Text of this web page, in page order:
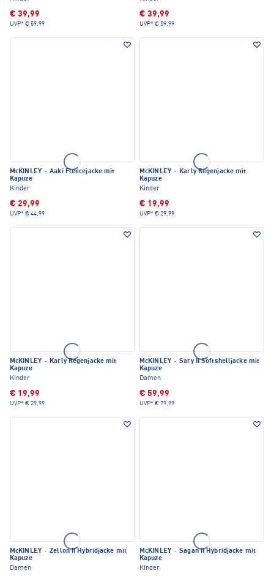
€ 39,99
UVP* € 59,99
€ 39,99
UVP* € 59,99
McKINLEY · Aaki Fleecejacke mit
Kapuze
Kinder
€ 29,99
UVP* € 44,99
McKINLEY · Karly Regenjacke mit
Kapuze
Kinder
€ 19,99
UVP* € 29,99
McKINLEY · Karly Regenjacke mit
Kapuze
Kinder
€ 19,99
UVP* € 29,99
McKINLEY · Sary II Softshelljacke mit
Kapuze
Damen
€ 59,99
UVP* € 79,99
McKINLEY · Zellon II Hybridjacke mit
Kapuze
Damen
McKINLEY · Sagan II Hybridjacke mit
Kapuze
Kinder